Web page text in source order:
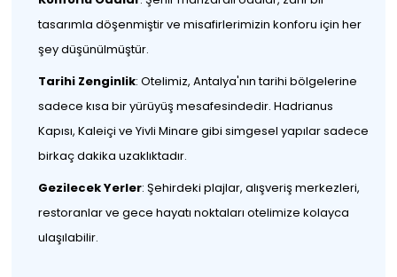
tasarımla döşenmiştir ve misafirlerimizin konforu için her
şey düşünülmüştür.
Tarihi Zenginlik: Otelimiz, Antalya'nın tarihi bölgelerine
sadece kısa bir yürüyüş mesafesindedir. Hadrianus
Kapısı, Kaleiçi ve Yivli Minare gibi simgesel yapılar sadece
birkaç dakika uzaklıktadır.
Gezilecek Yerler: Şehirdeki plajlar, alışveriş merkezleri,
restoranlar ve gece hayatı noktaları otelimize kolayca
ulaşılabilir.